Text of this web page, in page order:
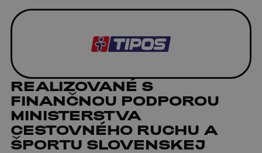
REALIZOVANÉ S
FINANČNOU PODPOROU
MINISTERSTVA
CESTOVNÉHO RUCHU A
ŠPORTU SLOVENSKEJ